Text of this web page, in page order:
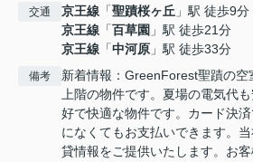
交通 京王線 「聖蹟桜ヶ丘 」駅 徒歩9分
京王線 「百草園 」駅 徒歩21分
京王線 「中河原 」駅 徒歩33分
備考
新着情報：GreenForest聖蹟の
上階の物件です。夏場の電気代
好で快適な物件です。カード決
になくてもお支払いできます。
貸情報をご提供いたします。お